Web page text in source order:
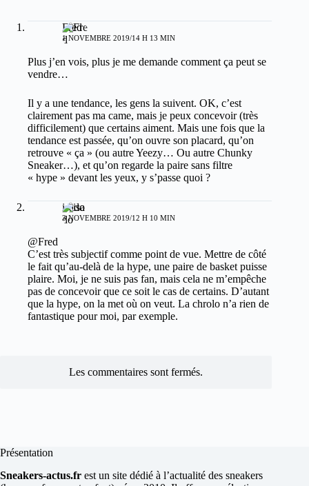
Fred
1 NOVEMBRE 2019/14 H 13 MIN
Plus j’en vois, plus je me demande comment ça peut se
vendre…
Il y a une tendance, les gens la suivent. OK, c’est
clairement pas ma came, mais je peux concevoir (très
difficilement) que certains aiment. Mais une fois que la
tendance est passée, qu’on ouvre son placard, qu’on
retrouve « ça » (ou autre Yeezy… Ou autre Chunky
Sneaker…), et qu’on regarde la paire sans filtre
« hype » devant les yeux, y s’passe quoi ?
isado
3 NOVEMBRE 2019/12 H 10 MIN
@Fred
C’est très subjectif comme point de vue. Mettre de côté
le fait qu’au-delà de la hype, une paire de basket puisse
plaire. Moi, je ne suis pas fan, mais cela ne m’empêche
pas de concevoir que ce soit le cas de certains. D’autant
que la hype, on la met où on veut. La chrolo n’a rien de
fantastique pour moi, par exemple.
Les commentaires sont fermés.
Présentation
Sneakers-actus.fr est un site dédié à l’actualité des sneakers